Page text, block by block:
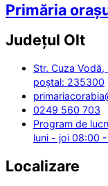
Primăria
Județul Olt
Str. Cuza
poștal: 235300
0249 560 703
Program de
luni - joi 08:00
Localizare